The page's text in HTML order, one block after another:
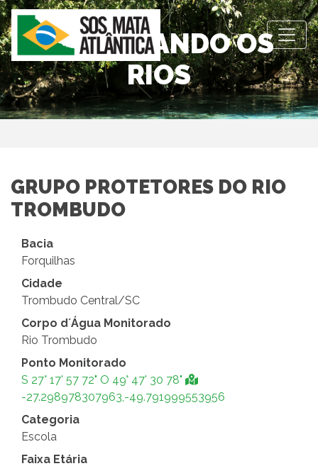
OBSERVANDO OS
RIOS
GRUPO PROTETORES DO RIO
TROMBUDO
Bacia
Forquilhas
Cidade
Trombudo Central/SC
Corpo d´Água Monitorado
Rio Trombudo
Ponto Monitorado
S 27° 17' 57 72" O 49° 47' 30 78"
-27.298978307963,-49.791999553956
Categoria
Escola
Faixa Etária